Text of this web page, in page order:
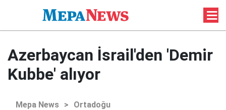
Azerbaycan İsrail'den 'Demir
Kubbe' alıyor
Mepa News > Ortadoğu